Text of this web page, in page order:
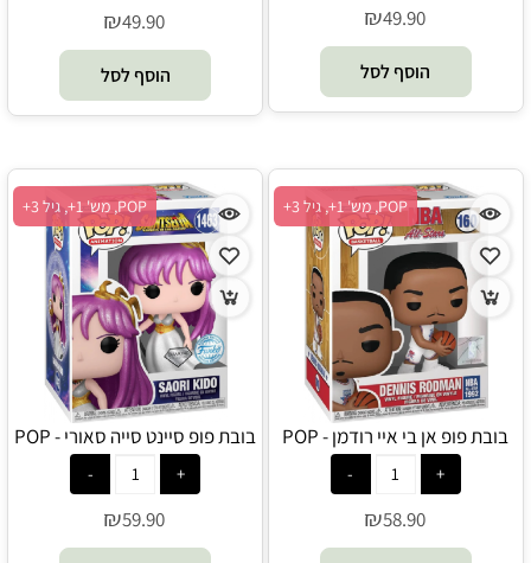
₪49.90
הוסף לסל
₪49.90
הוסף לסל
POP, מש' 1+, גיל 3+
בובת פופ אן בי איי רודמן - POP
₪58.90
POP, מש' 1+, גיל 3+
בובת פופ סיינט סייה סאורי - POP
₪59.90